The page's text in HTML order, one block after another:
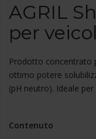
AGRIL
per
Prodotto concentrato
ottimo potere
(pH neutro). Ideale
Contenuto